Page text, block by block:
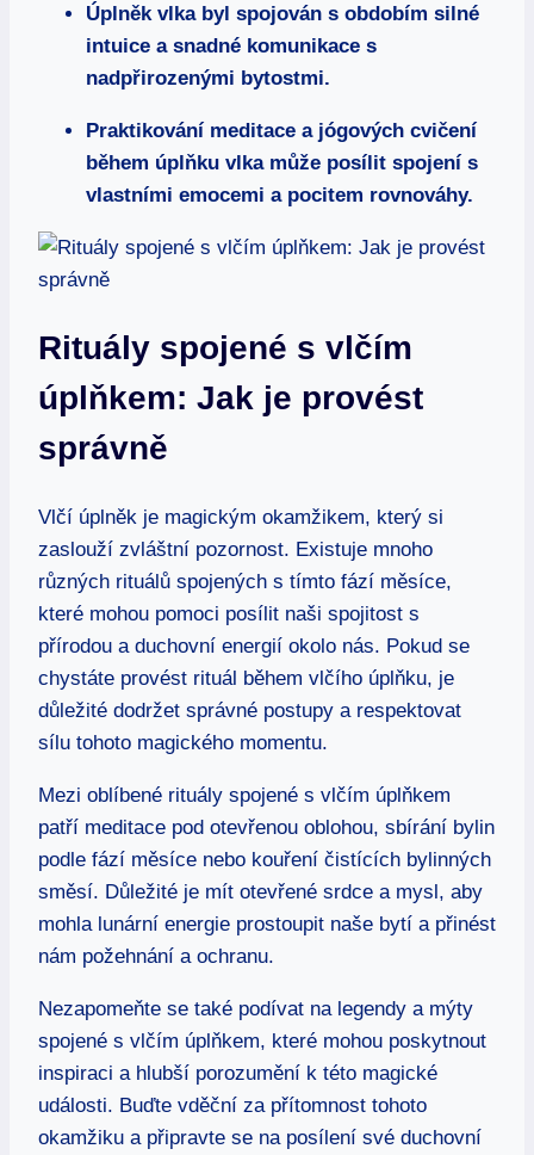
Úplněk vlka byl spojován s obdobím silné
intuice a snadné komunikace s
nadpřirozenými bytostmi.
Praktikování meditace a jógových cvičení
během úplňku vlka může posílit spojení s
vlastními emocemi a pocitem rovnováhy.
Rituály spojené s vlčím
úplňkem: Jak je provést
správně
Vlčí úplněk je magickým okamžikem, který si
zaslouží zvláštní pozornost. Existuje mnoho
různých rituálů spojených s tímto fází měsíce,
které mohou pomoci posílit naši spojitost s
přírodou a duchovní energií okolo nás. Pokud se
chystáte provést rituál během vlčího úplňku, je
důležité dodržet správné postupy a respektovat
sílu tohoto magického momentu.
Mezi oblíbené rituály spojené s vlčím úplňkem
patří meditace pod otevřenou oblohou, sbírání bylin
podle fází měsíce nebo kouření čistících bylinných
směsí. Důležité je mít otevřené srdce a mysl, aby
mohla lunární energie prostoupit naše bytí a přinést
nám požehnání a ochranu.
Nezapomeňte se také podívat na legendy a mýty
spojené s vlčím úplňkem, které mohou poskytnout
inspiraci a hlubší porozumění k této magické
události. Buďte vděční za přítomnost tohoto
okamžiku a připravte se na posílení své duchovní